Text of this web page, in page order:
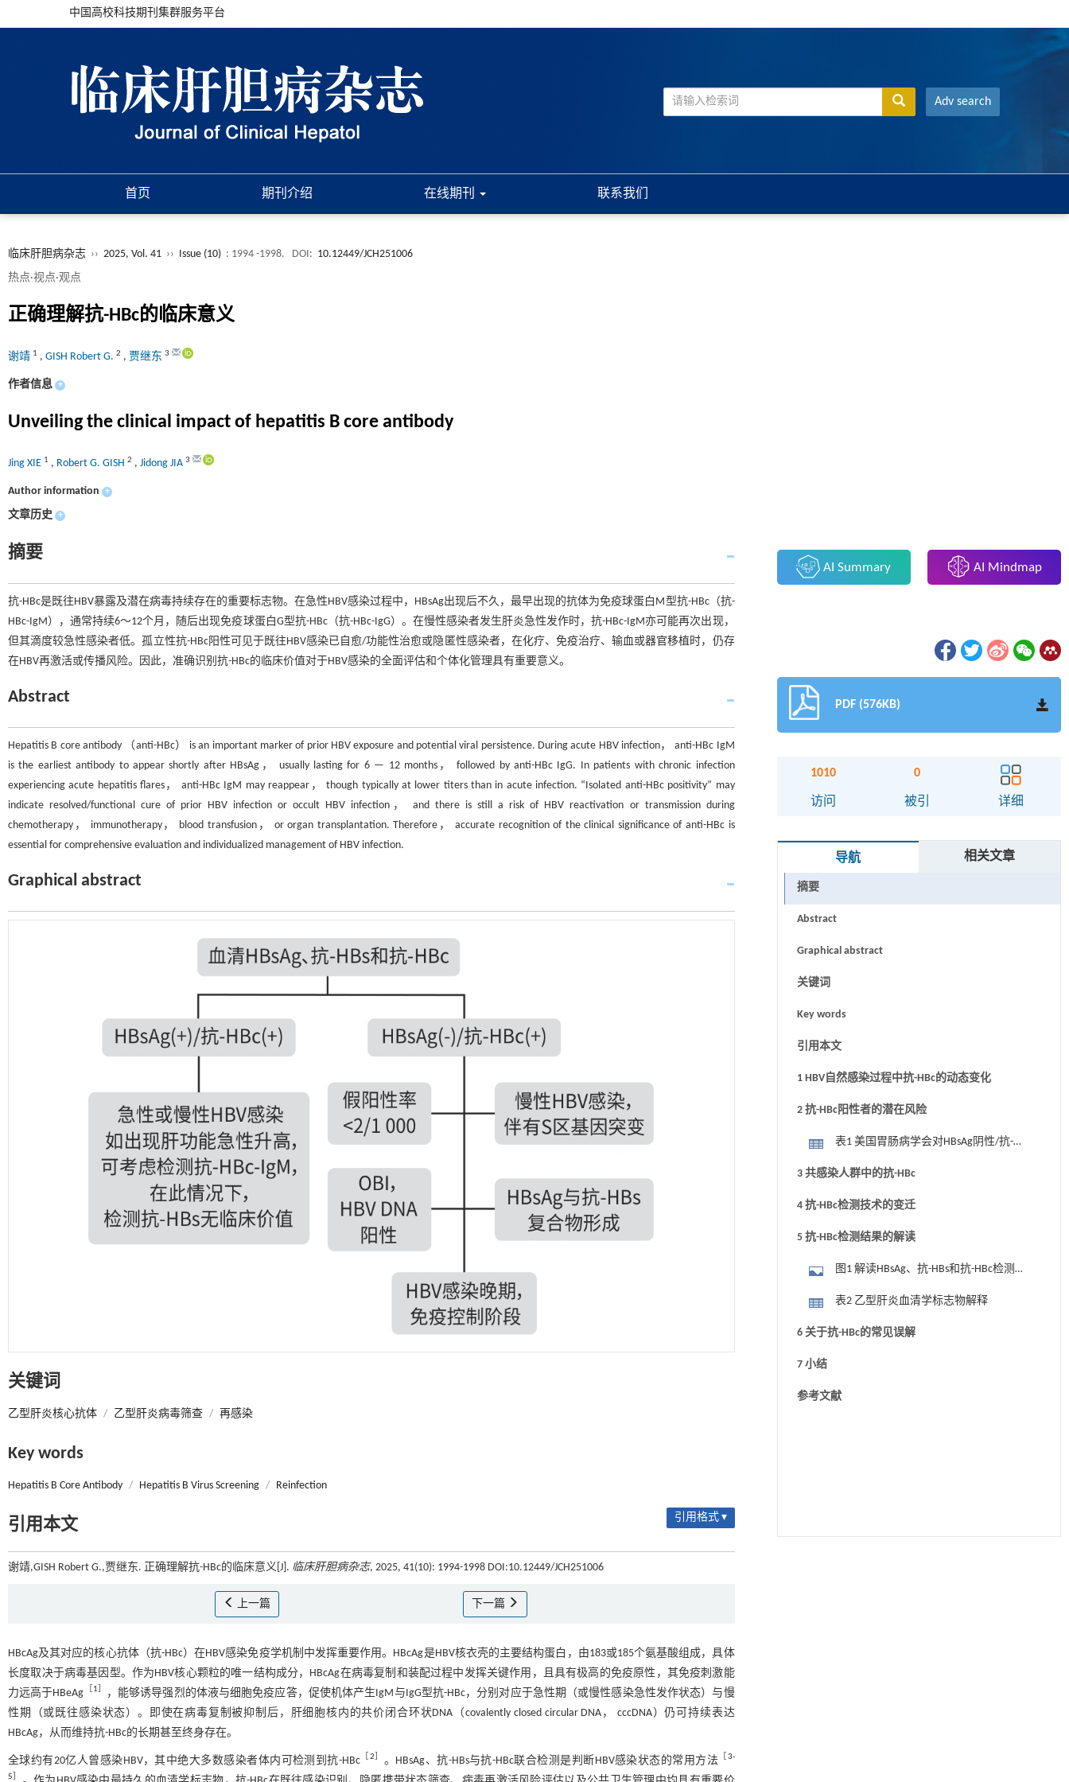
中国高校科技期刊集群服务平台
Adv search
首页 期刊介绍 在线期刊 联系我们
临床肝胆病杂志 ›› 2025, Vol. 41 ›› Issue (10) : 1994 -1998. DOI: 10.12449/JCH251006
热点·视点·观点
正确理解抗-HBc的临床意义
谢靖 1 , GISH Robert G. 2 , 贾继东 3
作者信息 +
Unveiling the clinical impact of hepatitis B core antibody
Jing XIE 1 , Robert G. GISH 2 , Jidong JIA 3
Author information +
文章历史 +
摘要
抗-HBc是既往HBV暴露及潜在病毒持续存在的重要标志物。在急性HBV感染过程中，HBsAg出现后不久，最早出现的抗体为免疫球蛋白M型抗-HBc（抗-
HBc-IgM），通常持续6～12个月，随后出现免疫球蛋白G型抗-HBc（抗-HBc-IgG）。在慢性感染者发生肝炎急性发作时，抗-HBc-IgM亦可能再次出现，
但其滴度较急性感染者低。孤立性抗-HBc阳性可见于既往HBV感染已自愈/功能性治愈或隐匿性感染者，在化疗、免疫治疗、输血或器官移植时，仍存
在HBV再激活或传播风险。因此，准确识别抗-HBc的临床价值对于HBV感染的全面评估和个体化管理具有重要意义。
Abstract
Hepatitis B core antibody （anti-HBc） is an important marker of prior HBV exposure and potential viral persistence. During acute HBV infection， anti-HBc IgM
is the earliest antibody to appear shortly after HBsAg， usually lasting for 6 — 12 months， followed by anti-HBc IgG. In patients with chronic infection
experiencing acute hepatitis flares， anti-HBc IgM may reappear， though typically at lower titers than in acute infection. “Isolated anti-HBc positivity” may
indicate resolved/functional cure of prior HBV infection or occult HBV infection， and there is still a risk of HBV reactivation or transmission during
chemotherapy， immunotherapy， blood transfusion， or organ transplantation. Therefore， accurate recognition of the clinical significance of anti-HBc is
essential for comprehensive evaluation and individualized management of HBV infection.
Graphical abstract
关键词
乙型肝炎核心抗体 / 乙型肝炎病毒筛查 / 再感染
Key words
Hepatitis B Core Antibody / Hepatitis B Virus Screening / Reinfection
引用本文 引用格式 ▾
谢靖,GISH Robert G.,贾继东. 正确理解抗-HBc的临床意义[J]. 临床肝胆病杂志, 2025, 41(10): 1994-1998 DOI:10.12449/JCH251006
上一篇 下一篇
HBcAg及其对应的核心抗体（抗-HBc）在HBV感染免疫学机制中发挥重要作用。HBcAg是HBV核衣壳的主要结构蛋白，由183或185个氨基酸组成，具体
长度取决于病毒基因型。作为HBV核心颗粒的唯一结构成分，HBcAg在病毒复制和装配过程中发挥关键作用，且具有极高的免疫原性，其免疫刺激能
力远高于HBeAg ［1］
，能够诱导强烈的体液与细胞免疫应答，促使机体产生IgM与IgG型抗-HBc，分别对应于急性期（或慢性感染急性发作状态）与慢
性期（或既往感染状态）。即使在病毒复制被抑制后，肝细胞核内的共价闭合环状DNA（covalently closed circular DNA， cccDNA）仍可持续表达
HBcAg，从而维持抗-HBc的长期甚至终身存在。
全球约有20亿人曾感染HBV，其中绝大多数感染者体内可检测到抗-HBc［2］ 。HBsAg、抗-HBs与抗-HBc联合检测是判断HBV感染状态的常用方法 ［3-
5］
AI Summary AI Mindmap
PDF (576KB)
1010
访问
0
被引 详细
导航 相关文章
摘要
Abstract
Graphical abstract
关键词
Key words
引用本文
1 HBV自然感染过程中抗-HBc的动态变化
2 抗-HBc阳性者的潜在风险
表1 美国胃肠病学会对HBsAg阴性/抗-
HBc阳性患者HBV再激活风险的分类
3 共感染人群中的抗-HBc
4 抗-HBc检测技术的变迁
5 抗-HBc检测结果的解读
图1 解读HBsAg、抗-HBs和抗-HBc检测结
表2 乙型肝炎血清学标志物解释
6 关于抗-HBc的常见误解
7 小结
参考文献